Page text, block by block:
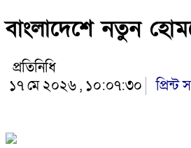
বাংলাদেশে নতুন
প্রতিনিধি
১৭ মে ২০২৬ , ১০:০৭:৩০
প্রিন্ট